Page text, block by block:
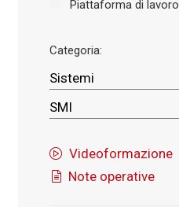
Piattaforma di lavoro
Categoria:
Sistemi
SMI
Videoformazione
Note operative